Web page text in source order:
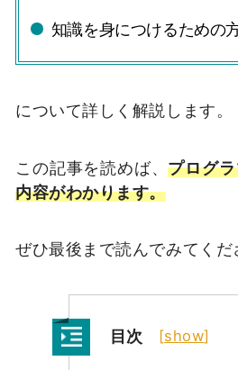
知識を身につけるための
について詳しく解説します。
この記事を読めば、プログ
内容がわかります。
ぜひ最後まで読んでみてくだ
目次 [show]